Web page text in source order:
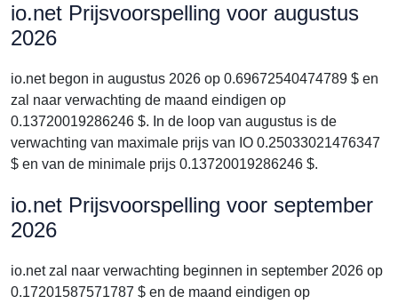
io.net Prijsvoorspelling voor augustus
2026
io.net begon in augustus 2026 op 0.69672540474789 $ en
zal naar verwachting de maand eindigen op
0.13720019286246 $. In de loop van augustus is de
verwachting van maximale prijs van IO 0.25033021476347
$ en van de minimale prijs 0.13720019286246 $.
io.net Prijsvoorspelling voor september
2026
io.net zal naar verwachting beginnen in september 2026 op
0.17201587571787 $ en de maand eindigen op